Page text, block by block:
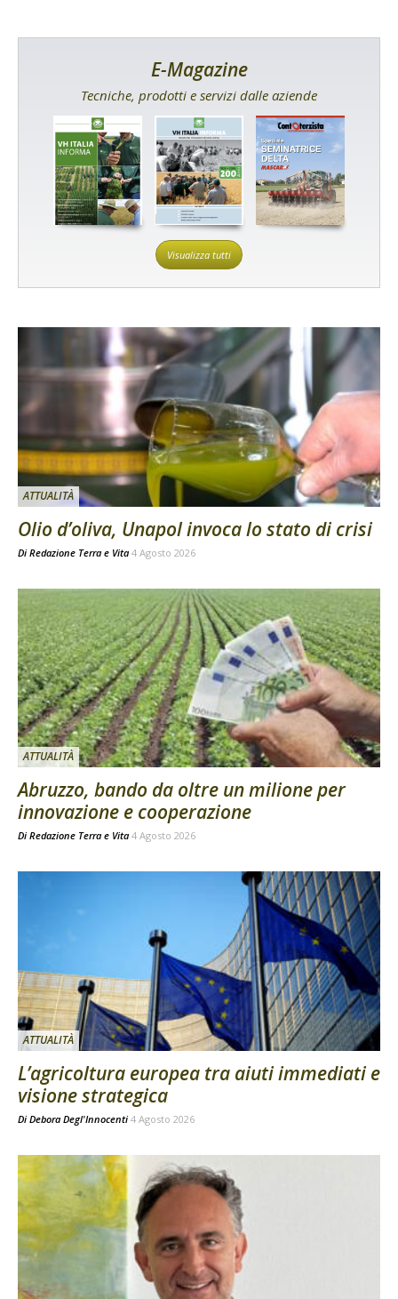
E-Magazine
Tecniche, prodotti e servizi dalle aziende
Visualizza tutti
ATTUALITÀ
Olio d’oliva, Unapol invoca lo stato di crisi
Di Redazione Terra e Vita 4 Agosto 2026
ATTUALITÀ
Abruzzo, bando da oltre un milione per
innovazione e cooperazione
Di Redazione Terra e Vita 4 Agosto 2026
ATTUALITÀ
L’agricoltura europea tra aiuti immediati e
visione strategica
Di Debora Degl'Innocenti 4 Agosto 2026